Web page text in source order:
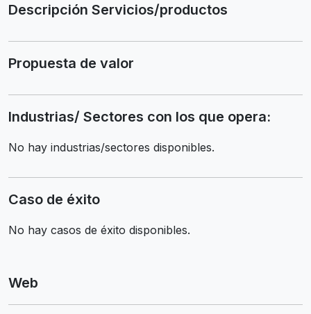
Descripción Servicios/productos
Propuesta de valor
Industrias/ Sectores con los que opera:
No hay industrias/sectores disponibles.
Caso de éxito
No hay casos de éxito disponibles.
Web